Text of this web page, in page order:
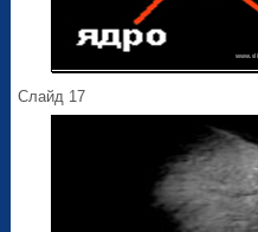
Слайд 17